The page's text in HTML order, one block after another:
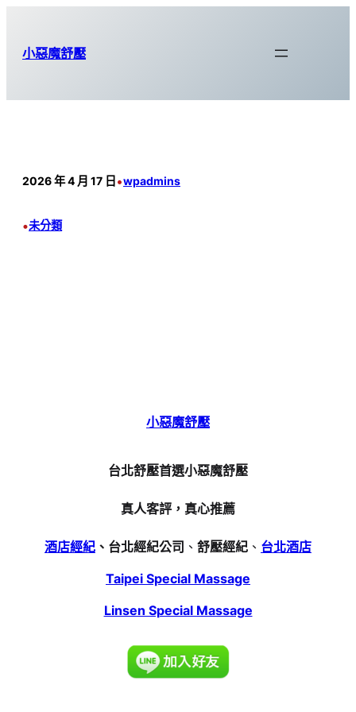
小惡魔舒壓
2026 年 4 月 17 日 •wpadmins
•未分類
小惡魔舒壓
台北舒壓首選小惡魔舒壓
真人客評，真心推薦
酒店經紀 、台北經紀公司 、 舒壓經紀 、 台北酒店
Taipei Special Massage
Linsen Special Massage